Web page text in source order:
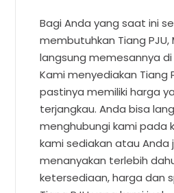
Bagi Anda yang saat ini
membutuhkan Tiang PJU,
langsung memesannya
Kami menyediakan Tiang
pastinya memiliki harga
terjangkau. Anda bisa
menghubungi kami pada
kami sediakan atau
menanyakan terlebih
ketersediaan, harga dan